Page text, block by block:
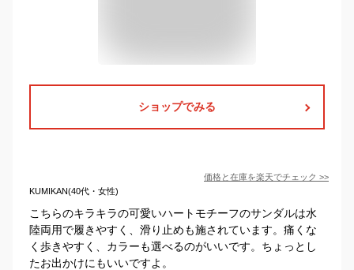
ショップでみる
価格と在庫を楽天でチェック >>
KUMIKAN(40代・女性)
こちらのキラキラの可愛いハートモチーフのサンダルは水
陸両用で履きやすく、滑り止めも施されています。痛くな
く歩きやすく、カラーも選べるのがいいです。ちょっとし
たお出かけにもいいですよ。